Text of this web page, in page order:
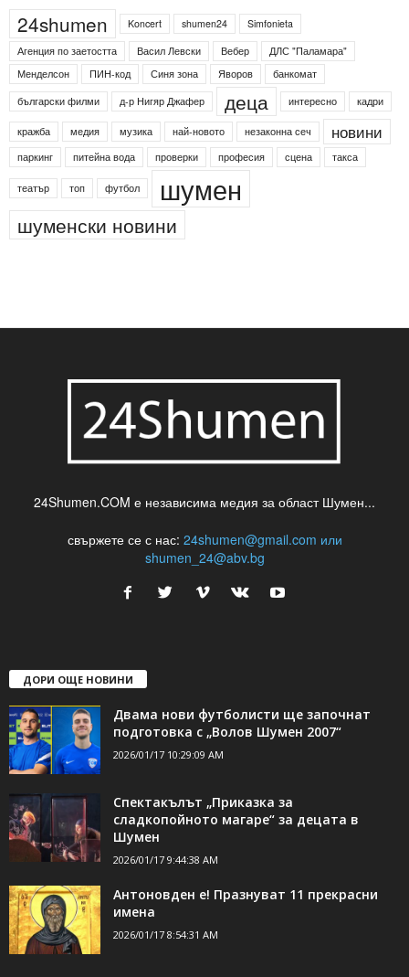
24shumen Koncert shumen24
Simfonieta
Агенция по заетостта
Васил Левски Вебер
ДЛС "Паламара"
Менделсон
ПИН-код Синя зона Яворов
банкомат
български филми
д-р Нигяр Джафер деца интересно кадри
кражба медия музика най-новото незаконна сеч новини
паркинг питейна вода проверки професия сцена такса
театър топ футбол шумен
шуменски новини
24Shumen.COM е независима медия за област Шумен...
свържете се с нас: 24shumen@gmail.com или
shumen_24@abv.bg
ДОРИ ОЩЕ НОВИНИ
Двама нови футболисти ще започнат
подготовка с „Волов Шумен 2007“
2026/01/17 10:29:09 AM
Спектакълът „Приказка за
сладкопойното магаре“ за децата в
Шумен
2026/01/17 9:44:38 AM
Антоновден е! Празнуват 11 прекрасни
имена
2026/01/17 8:54:31 AM